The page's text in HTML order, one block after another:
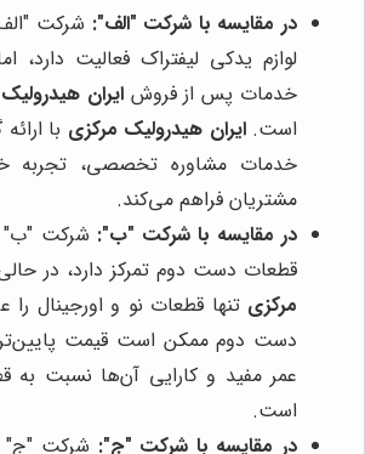
در مقایسه با شرکت "الف": شرکت
لوازم یدکی لیفتراک فعالیت دارد،
خدمات پس از فروشایران
است.ایران هیدرولیک مرکزی با
خدمات مشاوره تخصصی، تجربه
مشتریان فراهم می‌کند.
در مقایسه با شرکت "ب": شرکت "ب"
قطعات دست دوم تمرکز دارد، در
مرکزی تنها قطعات نو و اورجینال
دست دوم ممکن است قیمت
عمر مفید و کارایی آن‌ها نسبت به
است.
در مقایسه با شرکت "ج": شرکت "ج"